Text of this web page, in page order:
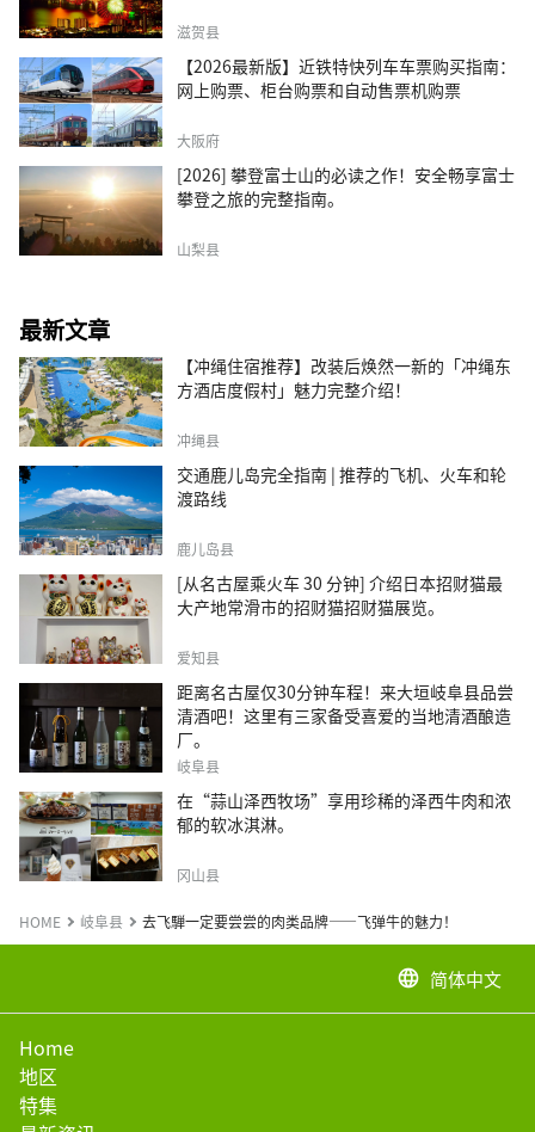
滋贺县
【2026最新版】近铁特快列车车票购买指南：
网上购票、柜台购票和自动售票机购票
大阪府
[2026] 攀登富士山的必读之作！安全畅享富士
攀登之旅的完整指南。
山梨县
最新文章
【冲绳住宿推荐】改装后焕然一新的「冲绳东
方酒店度假村」魅力完整介绍！
冲绳县
交通鹿儿岛完全指南 | 推荐的飞机、火车和轮
渡路线
鹿儿岛县
[从名古屋乘火车 30 分钟] 介绍日本招财猫最
大产地常滑市的招财猫招财猫展览。
爱知县
距离名古屋仅30分钟车程！来大垣岐阜县品尝
清酒吧！这里有三家备受喜爱的当地清酒酿造
厂。
岐阜县
在“蒜山泽西牧场”享用珍稀的泽西牛肉和浓
郁的软冰淇淋。
冈山县
HOME 岐阜县 去飞騨一定要尝尝的肉类品牌——飞弹牛的魅力！
language 简体中文
Home
地区
特集